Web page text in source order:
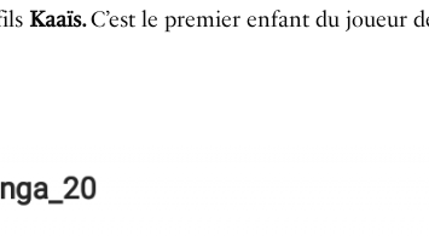
Kaaïs.C’est le premier enfant du joueur